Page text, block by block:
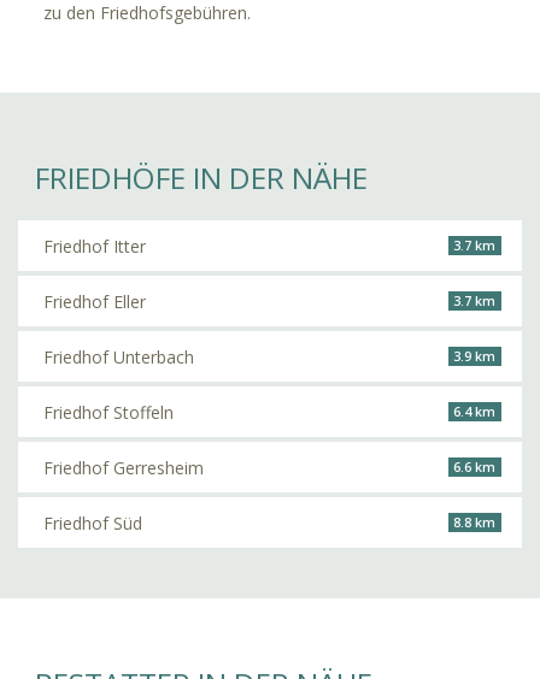
zu den Friedhofsgebühren.
FRIEDHÖFE IN DER NÄHE
Friedhof Itter 3.7 km
Friedhof Eller 3.7 km
Friedhof Unterbach 3.9 km
Friedhof Stoffeln 6.4 km
Friedhof Gerresheim 6.6 km
Friedhof Süd 8.8 km